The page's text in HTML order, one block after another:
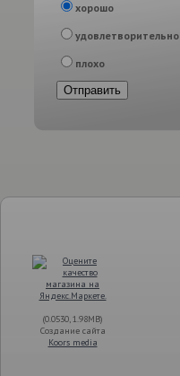
хорошо
удовлетворительно
плохо
(0.0530, 1.98MB)
Создание сайта
Koors media